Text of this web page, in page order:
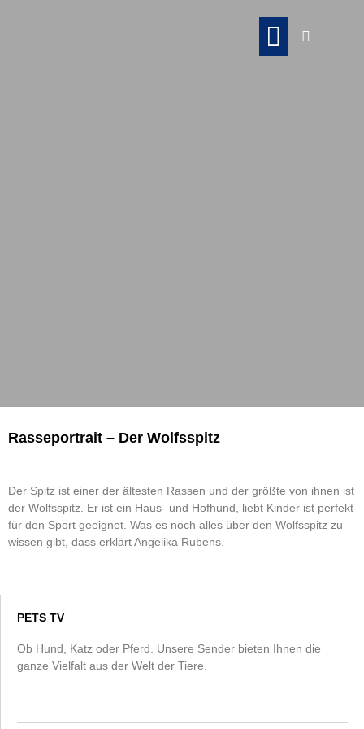
Rasseportrait – Der Wolfsspitz
Der Spitz ist einer der ältesten Rassen und der größte von ihnen ist
der Wolfsspitz. Er ist ein Haus- und Hofhund, liebt Kinder ist perfekt
für den Sport geeignet. Was es noch alles über den Wolfsspitz zu
wissen gibt, dass erklärt Angelika Rubens.
PETS TV
Ob Hund, Katz oder Pferd. Unsere Sender bieten Ihnen die
ganze Vielfalt aus der Welt der Tiere.